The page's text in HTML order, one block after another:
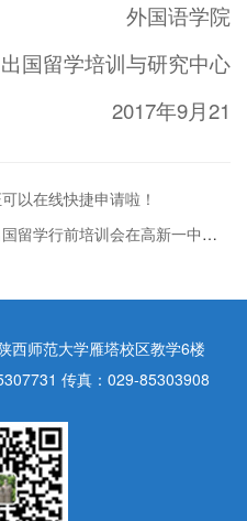
外国语学院
出国留学培训与研究中心
2017年9月21
以在线快捷申请啦！
下一篇：教育部2017“平安留学”出国留学行前培训会在高新一中举行
西师范大学雁塔校区教学6楼
传真：029-85303908